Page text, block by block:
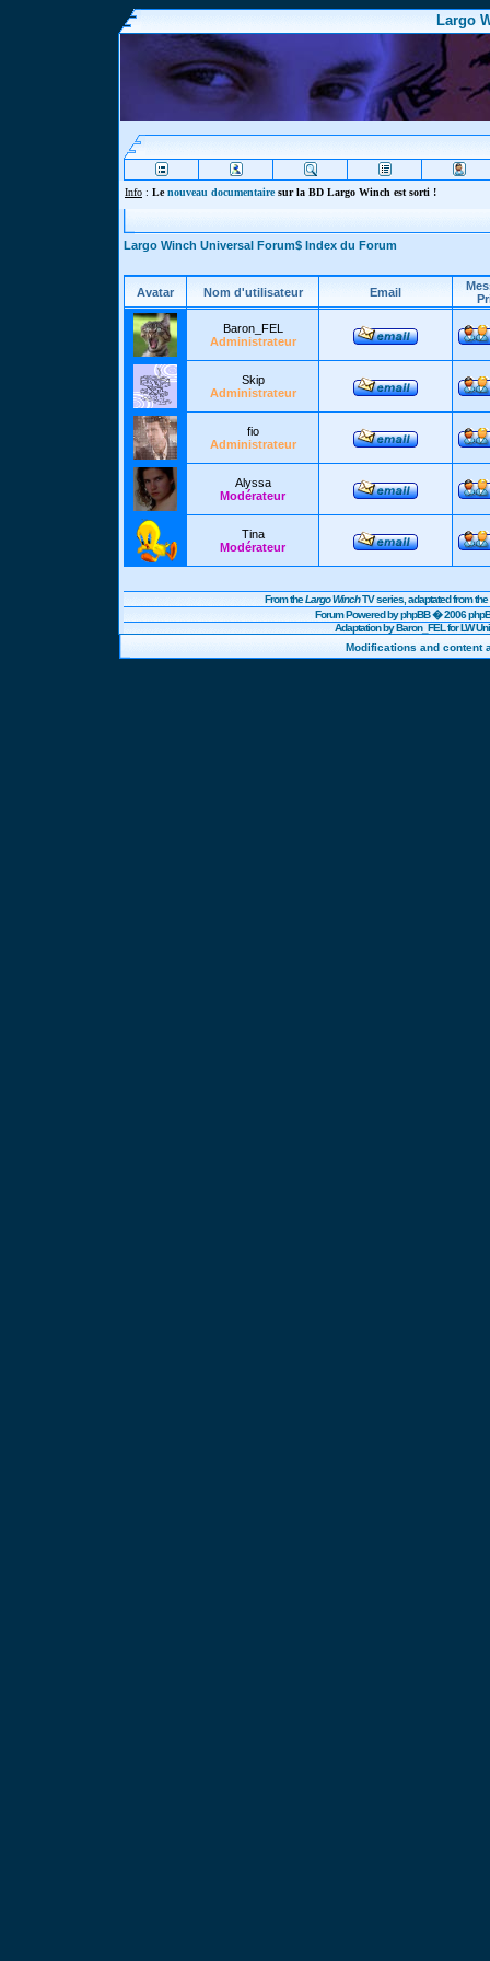
Largo
Info : Lenouveau documentairesur la BD Largo Winch est sorti !
Largo Winch Universal Forum$ Index du Forum
Avatar Nom d'utilisateur Email
Baron_FEL
Administrateur
Skip
Administrateur
fio
Administrateur
Alyssa
Modérateur
Tina
Modérateur
From theLargo WinchTV series, adaptated from
Forum Powered byphpBB� 2006
Adaptation by Baron_FEL for LW
Modifications and content